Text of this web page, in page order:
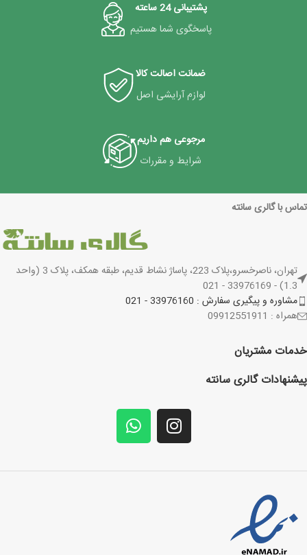
پشتیبانی 24 ساعته
پاسخگوی شما هستیم
ضمانت اصالت کالا
لوازم آرایشی اصل
مرجوعی هم داریم
شرایط و مقررات
تماس با گالری سانته
تهران، ناصرخسرو،پلاک 223، پاساژ نشاط قدیم، طبقه همکف، پلاک 3 (واحد
1.3) - 33976169 - 021
مشاوره و پیگیری سفارش : 33976160 - 021
همراه : 09912551911
خدمات مشتریان
پیشنهادات گالری سانته